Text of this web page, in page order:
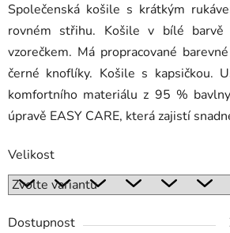
Společenská košile s krátkým
rovném střihu. Košile v bílé barvě
vzorečkem. Má propracované
černé knoflíky. Košile s kapsičkou.
komfortního materiálu z 95 %
úpravě EASY CARE, která zajistí
Velikost
Dostupnost